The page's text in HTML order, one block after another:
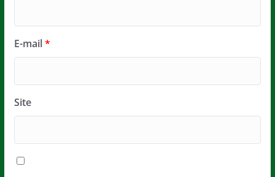
E-mail*
Site